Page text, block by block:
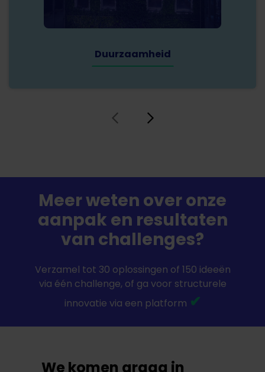
Duurzaamheid
Meer weten over onze
aanpak en resultaten
van challenges?
Verzamel tot 30 oplossingen of 150 ideeën
via één challenge, of ga voor structurele
innovatie via een platform ✔
We komen graag in